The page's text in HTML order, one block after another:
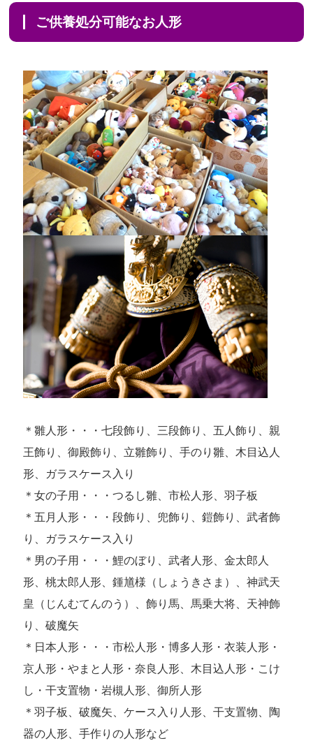
ご供養処分可能なお人形
＊雛人形・・・七段飾り、三段飾り、五人飾り、親
王飾り、御殿飾り、立雛飾り、手のり雛、木目込人
形、ガラスケース入り
＊女の子用・・・つるし雛、市松人形、羽子板
＊五月人形・・・段飾り、兜飾り、鎧飾り、武者飾
り、ガラスケース入り
＊男の子用・・・鯉のぼり、武者人形、金太郎人
形、桃太郎人形、鍾馗様（しょうきさま）、神武天
皇（じんむてんのう）、飾り馬、馬乗大将、天神飾
り、破魔矢
＊日本人形・・・市松人形・博多人形・衣装人形・
京人形・やまと人形・奈良人形、木目込人形・こけ
し・干支置物・岩槻人形、御所人形
＊羽子板、破魔矢、ケース入り人形、干支置物、陶
器の人形、手作りの人形など